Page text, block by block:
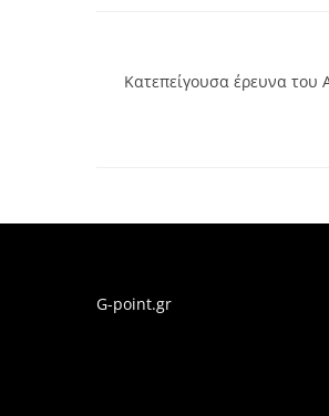
Κατεπείγουσα έρευνα του
G-point.gr